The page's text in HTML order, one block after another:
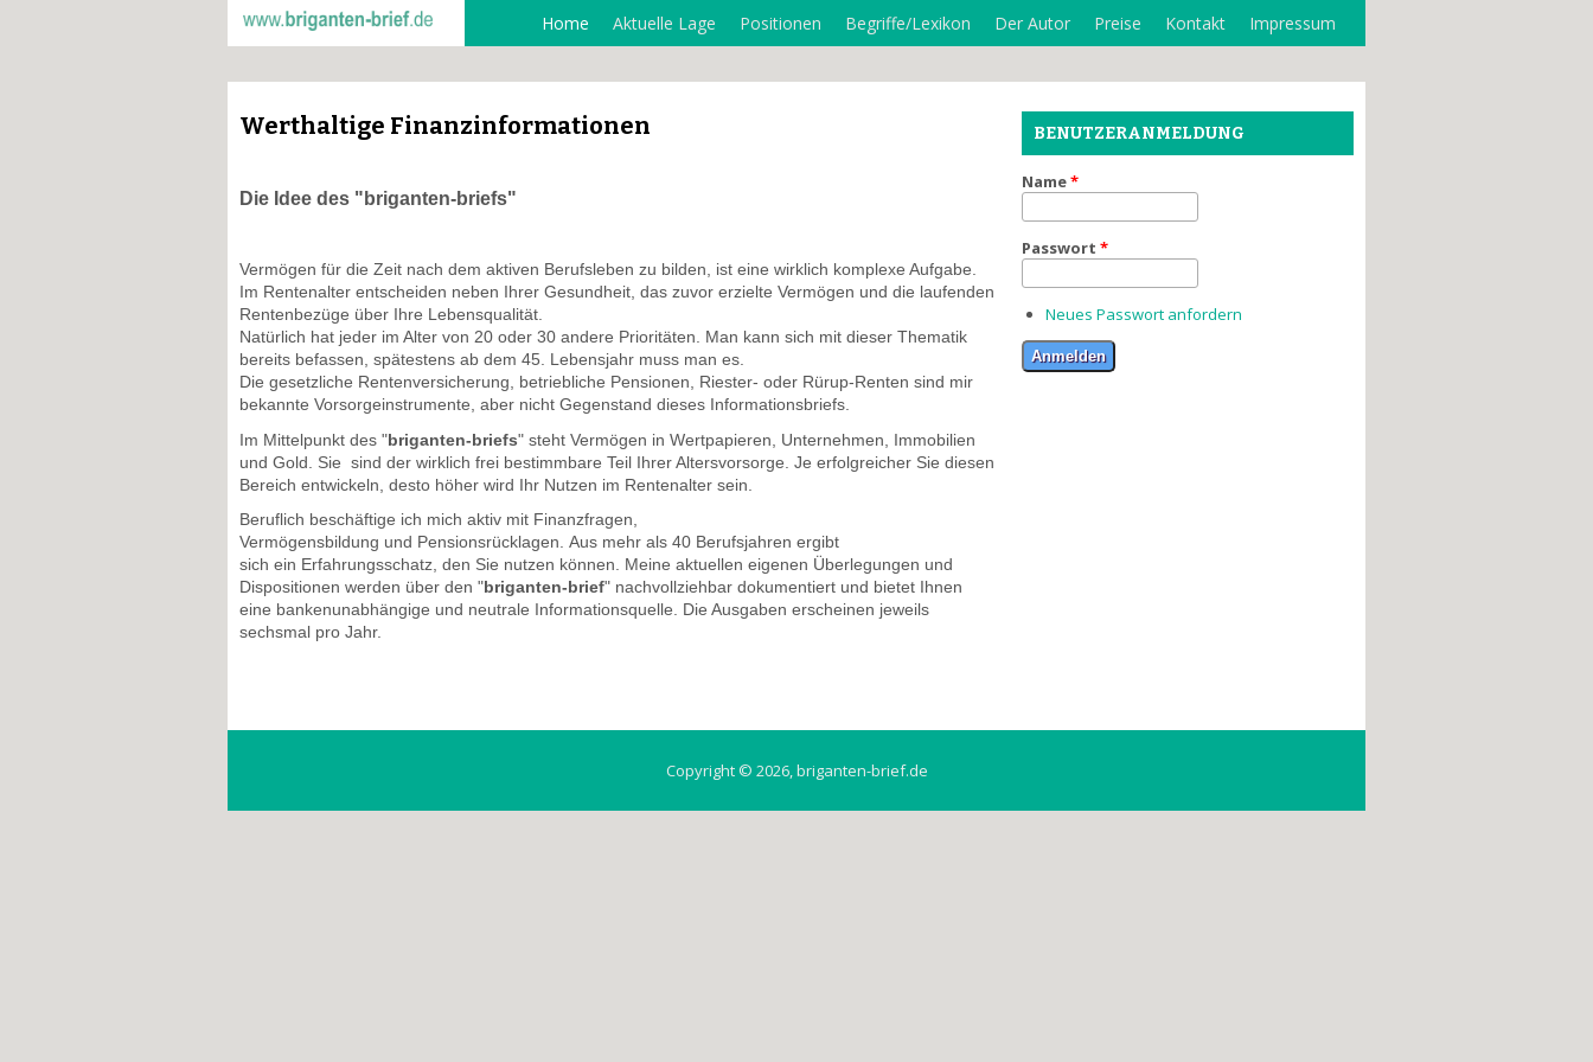
Home Aktuelle Lage Positionen Begriffe/Lexikon Der Autor Preise Kontakt Impressum
Werthaltige Finanzinformationen
Die Idee des "briganten-briefs"
Vermögen für die Zeit nach dem aktiven Berufsleben zu bilden, ist eine wirklich komplexe Aufgabe.
Im Rentenalter entscheiden neben Ihrer Gesundheit, das zuvor erzielte Vermögen und die laufenden
Rentenbezüge über Ihre Lebensqualität.
Natürlich hat jeder im Alter von 20 oder 30 andere Prioritäten. Man kann sich mit dieser Thematik
bereits befassen, spätestens ab dem 45. Lebensjahr muss man es.
Die gesetzliche Rentenversicherung, betriebliche Pensionen, Riester- oder Rürup-Renten sind mir
bekannte Vorsorgeinstrumente, aber nicht Gegenstand dieses Informationsbriefs.
Im Mittelpunkt des "briganten-briefs" steht Vermögen in Wertpapieren, Unternehmen, Immobilien
und Gold. Sie sind der wirklich frei bestimmbare Teil Ihrer Altersvorsorge. Je erfolgreicher Sie diesen
Bereich entwickeln, desto höher wird Ihr Nutzen im Rentenalter sein.
Beruflich beschäftige ich mich aktiv mit Finanzfragen,
Vermögensbildung und Pensionsrücklagen. Aus mehr als 40 Berufsjahren ergibt
sich ein Erfahrungsschatz, den Sie nutzen können. Meine aktuellen eigenen Überlegungen und
Dispositionen werden über den "briganten-brief" nachvollziehbar dokumentiert und bietet Ihnen
eine bankenunabhängige und neutrale Informationsquelle. Die Ausgaben erscheinen jeweils
sechsmal pro Jahr.
BENUTZERANMELDUNG
Name*
Passwort *
Neues Passwort anfordern
Copyright © 2026, briganten-brief.de